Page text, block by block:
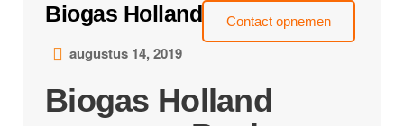
Biogas Holland Contact opnemen
augustus 14, 2019
Biogas Holland